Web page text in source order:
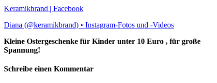
Keramikbrand | Facebook
Diana (@keramikbrand) • Instagram-Fotos und -Videos
Kleine Ostergeschenke für Kinder unter 10 Euro , für große
Spannung!
Schreibe einen Kommentar